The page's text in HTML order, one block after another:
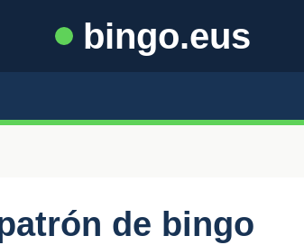
bingo.eus
de bingo